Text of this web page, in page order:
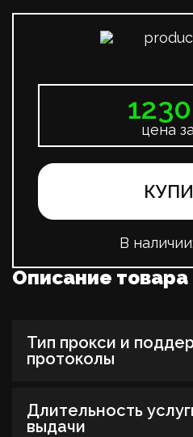
цена
В наличии:
Описание товара
Тип прокси и
протоколы
Длительность
выдачи